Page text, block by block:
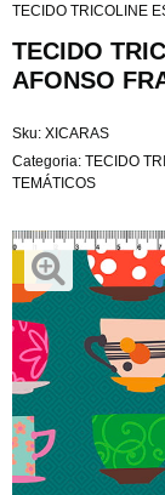
TECIDO TRICOLINE
TECIDO
AFONSO
Sku: XICARAS
Categoria: TECIDO
TEMÁTICOS